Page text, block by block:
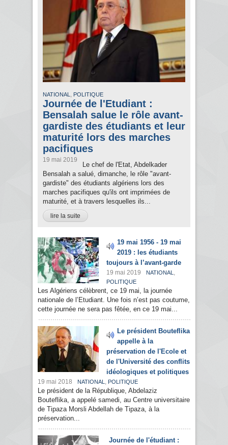
NATIONAL , POLITIQUE
Journée de l'Etudiant :
Bensalah salue le rôle avant-
gardiste des étudiants et leur
maturité lors des marches
pacifiques
19 mai 2019
Le chef de l'Etat, Abdelkader
Bensalah a salué, dimanche, le rôle "avant-
gardiste" des étudiants algériens lors des
marches pacifiques qu'ils ont imprimées de
maturité, et à travers lesquelles ils...
lire la suite
19 mai 1956 - 19 mai
2019 : les étudiants
toujours à l’avant-garde
19 mai 2019 NATIONAL ,
POLITIQUE
Les Algériens célèbrent, ce 19 mai, la journée
nationale de l’Etudiant. Une fois n’est pas coutume,
cette journée ne sera pas fêtée, en ce 19 mai...
Le président Bouteflika
appelle à la
préservation de l'Ecole et
de l'Université des conflits
idéologiques et politiques
19 mai 2018 NATIONAL , POLITIQUE
Le président de la République, Abdelaziz
Bouteflika, a appelé samedi, au Centre universitaire
de Tipaza Morsli Abdellah de Tipaza, à la
préservation...
Journée de l'étudiant :